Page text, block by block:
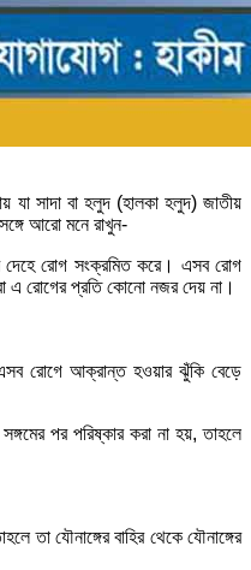
যা সাদা বা হলুদ (হালকা হলুদ) জাতীয়
আরো মনে রাখুন-
দেহে রোগ সংক্রমিত করে। এসব রোগ
এ রোগের প্রতি কোনো নজর দেয় না।
এসব রোগে আক্রান্ত হওয়ার ঝুঁকি বেড়ে
পর পরিষ্কার করা না হয়, তাহলে
তা যৌনাঙ্গের বাহির থেকে যৌনাঙ্গের